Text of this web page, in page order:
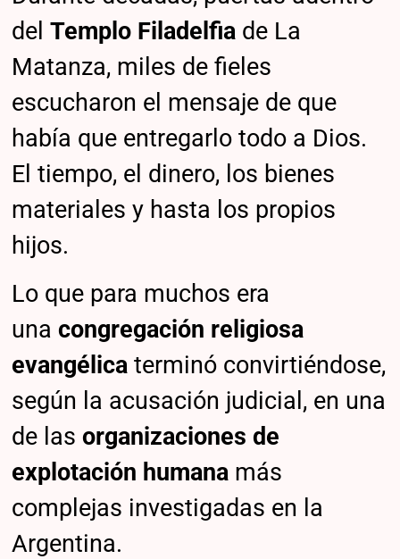
delTemplo Filadelfia de La
Matanza, miles de fieles
escucharon el mensaje de que
había que entregarlo todo a Dios.
El tiempo, el dinero, los bienes
materiales y hasta los propios
hijos.
Lo que para muchos era
unacongregación religiosa
evangélicaterminó convirtiéndose,
según la acusación judicial, en una
de lasorganizaciones de
explotación humana más
complejas investigadas en la
Argentina.